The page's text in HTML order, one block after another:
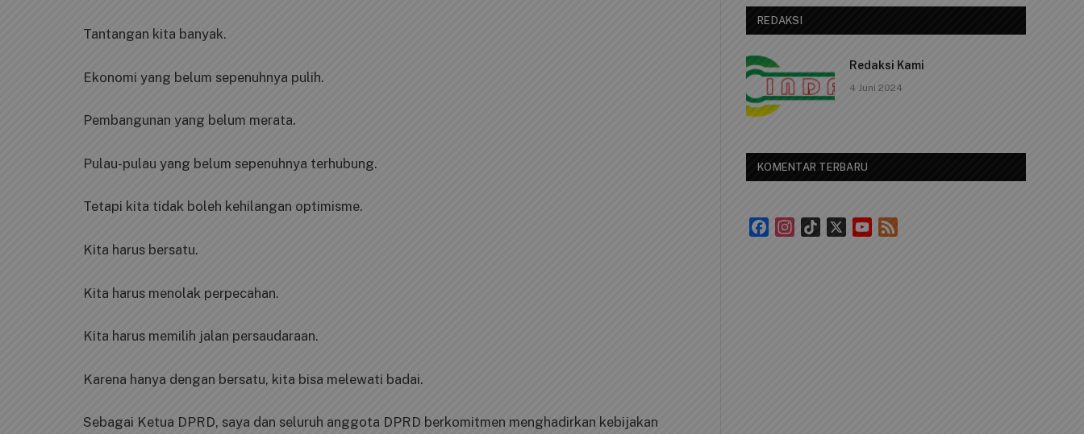
Tantangan kita banyak.
Ekonomi yang belum sepenuhnya pulih.
Pembangunan yang belum merata.
Pulau-pulau yang belum sepenuhnya terhubung.
Tetapi kita tidak boleh kehilangan optimisme.
Kita harus bersatu.
Kita harus menolak perpecahan.
Kita harus memilih jalan persaudaraan.
Karena hanya dengan bersatu, kita bisa melewati badai.
Sebagai Ketua DPRD, saya dan seluruh anggota DPRD berkomitmen menghadirkan kebijakan
REDAKSI
Redaksi Kami
4 Juni 2024
KOMENTAR TERBARU
FacebookInstagram
TikTok
YouTube